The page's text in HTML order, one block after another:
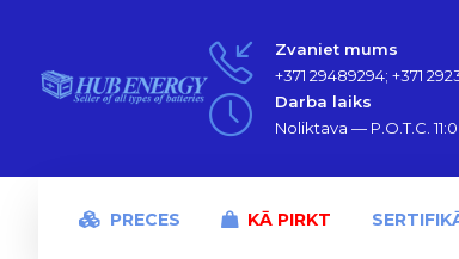
Zvaniet mums
+371 29489294; +371
Darba laiks
Noliktava — P.O.T.C.
PRECES KĀ PIRKT